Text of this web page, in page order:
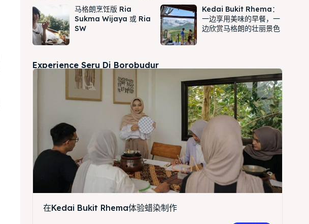
马格朗烹饪版 Ria
Sukma Wijaya 或 Ria
SW
Kedai Bukit Rhema：
一边享用美味的早餐，一
边欣赏马格朗的壮丽景色
Experience Seru Di Borobudur
在Kedai Bukit Rhema体验蜡染制作